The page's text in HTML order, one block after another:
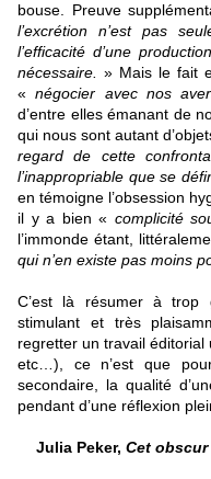
bouse. Preuve
l’excrétion n’est pas
l’efficacité d’une
nécessaire.
» Mais le fait
«négocier avec nos
d’entre elles émanant de
qui nous sont autant
regard de cette
l’inappropriable que se
en témoigne l’obsession
il y a bien « complicité
l’immonde étant,
qui n’en existe pas moins
C’est là résumer à trop
stimulant et très
regretter un travail
etc…), ce n’est que
secondaire, la qualité
pendant d’une réflexion
Julia Peker, Cet